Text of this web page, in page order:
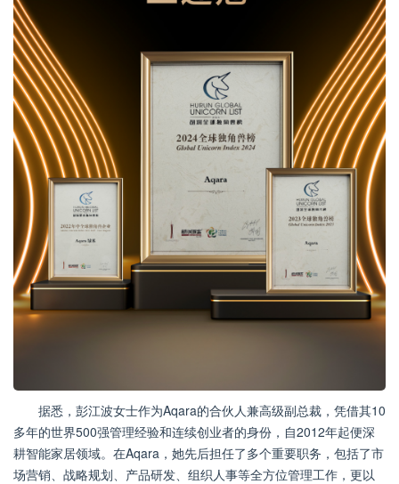
据悉，彭江波女士作为Aqara的合伙人兼高级副总裁，凭借其10
多年的世界500强管理经验和连续创业者的身份，自2012年起便深
耕智能家居领域。在Aqara，她先后担任了多个重要职务，包括了市
场营销、战略规划、产品研发、组织人事等全方位管理工作，更以